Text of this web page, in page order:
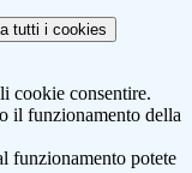
tutti i cookies
cookie consentire.
il funzionamento della
funzionamento potete